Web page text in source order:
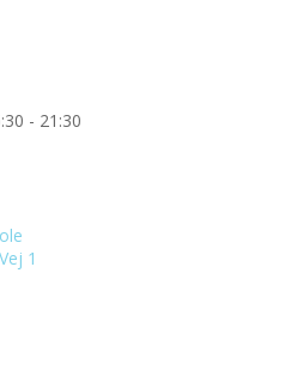
- 21:30
1